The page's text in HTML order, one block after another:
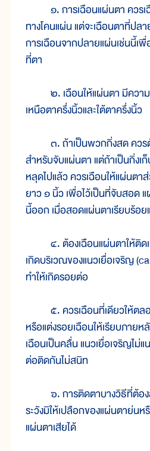
๑. การเฉือนแผ่นตา ควรเ
ทางโคนแผ่น แต่จะเฉือนตาที่ปล
การเฉือนจากปลายแผ่นเช่นนี้เ
ที่ตา
๒. เฉือนให้แผ่นตา มีความ
เหนือตาครึ่งนิ้วและใต้ตาครึ่งนิ้ว
๓. ถ้าเป็นพวกกิ่งสด ควรตั
สำหรับจับแผ่นตา แต่ถ้าเป็นกิ่งเ
หลุดไปแล้ว ควรเฉือนให้แผ่นต
ยาว ๑ นิ้ว เพื่อไว้เป็นที่จับสอด
นี้ออก เมื่อสอดแผ่นตาเรียบร้อย
๔. ต้องเฉือนแผ่นตาให้ติดเ
เกิดบริเวณของแนวเยื่อเจริญ
ทำให้เกิดรอยต่อ
๕. ควรเฉือนที่เดียวให้ตล
หรือแต่งรอยเฉือนให้เรียบภายห
เฉือนเป็นคลื่น แนวเยื่อเจริญไม่
ต่อติดกันไม่สนิท
๖. การติดตาบางวิธีที่ต้อง
ระวังมิให้เปลือกของแผ่นตาย่นห
แผ่นตาเสียได้